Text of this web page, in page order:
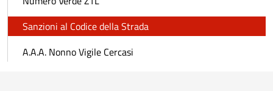
Sanzioni al Codice della Strada
A.A.A. Nonno Vigile Cercasi